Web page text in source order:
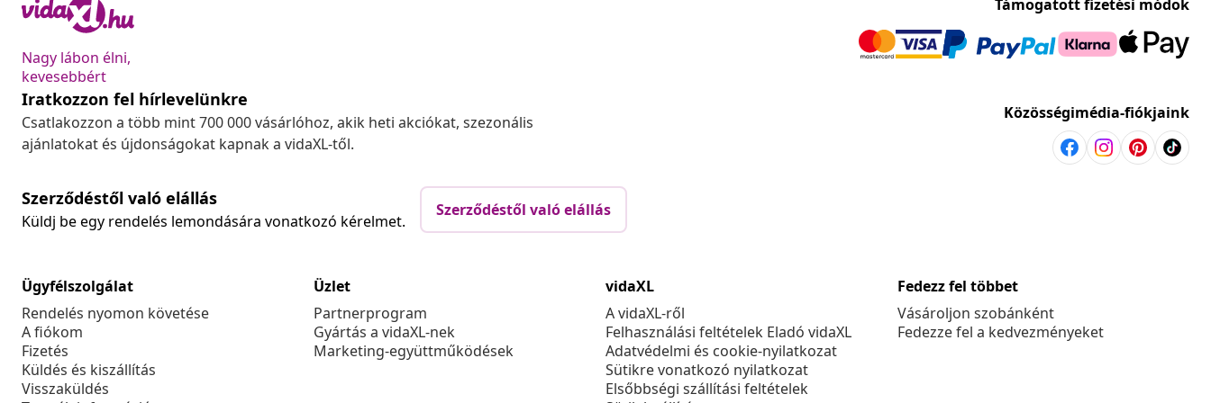
Nagy lábon élni,
kevesebbért
Támogatott fizetési módok
Iratkozzon fel hírlevelünkre
Csatlakozzon a több mint 700 000 vásárlóhoz, akik heti akciókat, szezonális
ajánlatokat és újdonságokat kapnak a vidaXL-től.
Közösségimédia-fiókjaink
Szerződéstől való elállás
Küldj be egy rendelés lemondására vonatkozó kérelmet.
Szerződéstől való elállás
Ügyfélszolgálat
Rendelés nyomon követése
A fiókom
Fizetés
Küldés és kiszállítás
Visszaküldés
Üzlet
Partnerprogram
Gyártás a vidaXL-nek
Marketing-együttműködések
vidaXL
A vidaXL-ről
Felhasználási feltételek Eladó vidaXL
Adatvédelmi és cookie-nyilatkozat
Sütikre vonatkozó nyilatkozat
Elsőbbségi szállítási feltételek
Fedezz fel többet
Vásároljon szobánként
Fedezze fel a kedvezményeket